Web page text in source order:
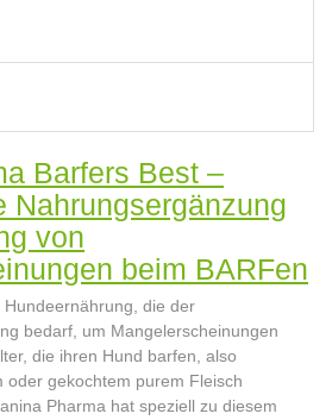
Barfers Best –
Nahrungsergänzung
von
beim BARFen
die der
bedarf, um Mangelerscheinungen
die ihren Hund barfen, also
oder gekochtem purem Fleisch
Pharma hat speziell zu diesem